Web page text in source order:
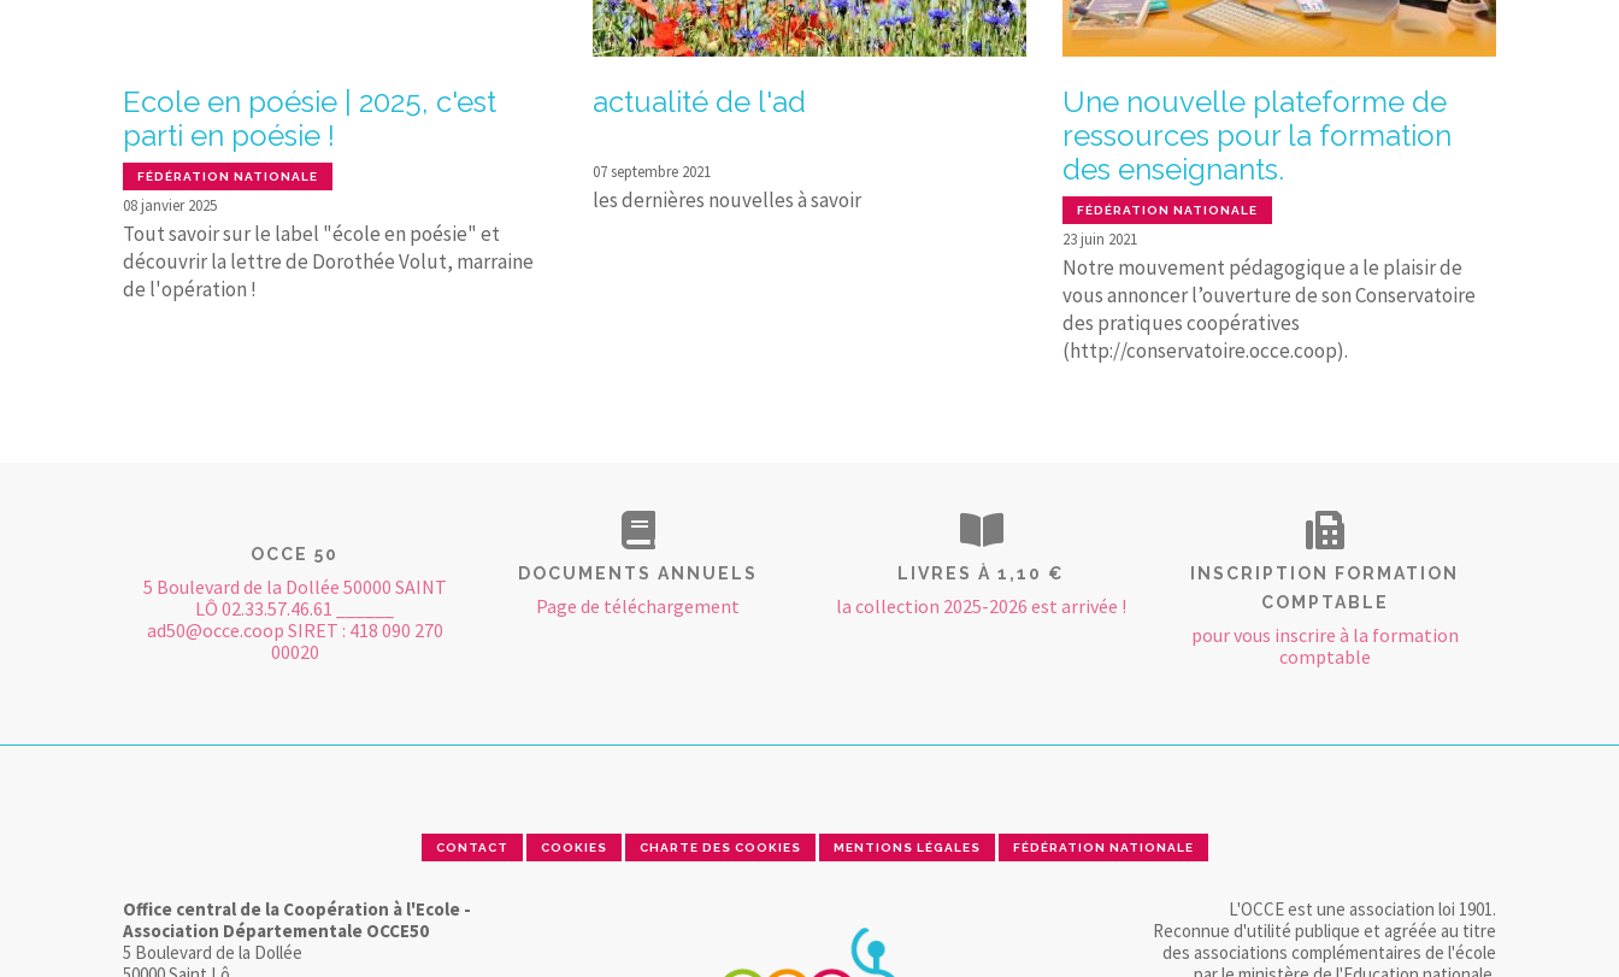
Ecole en poésie | 2025, c'est
parti en poésie !
FÉDÉRATION NATIONALE
08 janvier 2025
Tout savoir sur le label "école en poésie" et
découvrir la lettre de Dorothée Volut, marraine
de l'opération !
actualité de l'ad
07 septembre 2021
les dernières nouvelles à savoir
Une nouvelle plateforme de
ressources pour la formation
des enseignants.
FÉDÉRATION NATIONALE
23 juin 2021
Notre mouvement pédagogique a le plaisir de
vous annoncer l’ouverture de son Conservatoire
des pratiques coopératives
(http://conservatoire.occe.coop).
OCCE 50
5 Boulevard de la Dollée 50000 SAINT
LÔ 02.33.57.46.61 ______
ad50@occe.coop SIRET : 418 090 270
00020
DOCUMENTS ANNUELS
Page de téléchargement
LIVRES À 1,10 €
la collection 2025-2026 est arrivée !
INSCRIPTION FORMATION
COMPTABLE
pour vous inscrire à la formation
comptable
CONTACT COOKIES CHARTE DES COOKIES MENTIONS LÉGALES FÉDÉRATION NATIONALE
Office central de la Coopération à l'Ecole -
Association Départementale OCCE50
5 Boulevard de la Dollée
L'OCCE est une association loi 1901.
Reconnue d'utilité publique et agréée au titre
des associations complémentaires de l'école